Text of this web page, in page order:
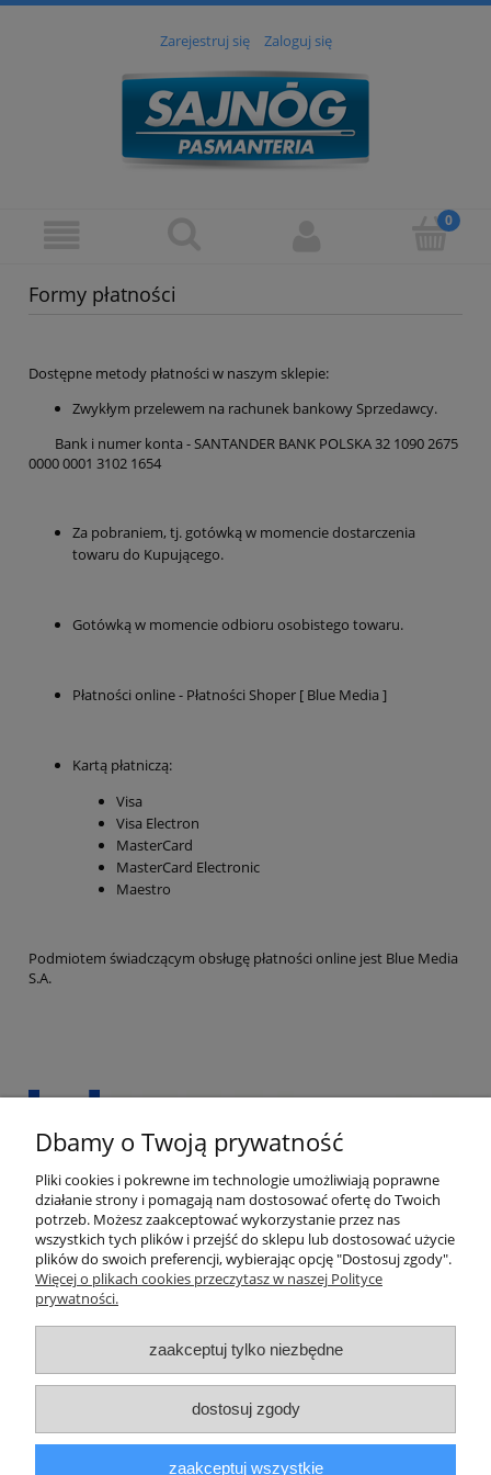
Zarejestruj się Zaloguj się
Formy płatności
Dostępne metody płatności w naszym sklepie:
Zwykłym przelewem na rachunek bankowy Sprzedawcy.
Bank i numer konta - SANTANDER BANK POLSKA 32 1090 2675
0000 0001 3102 1654
Za pobraniem, tj. gotówką w momencie dostarczenia
towaru do Kupującego.
Gotówką w momencie odbioru osobistego towaru.
Płatności online - Płatności Shoper [ Blue Media ]
Kartą płatniczą:
Visa
Visa Electron
MasterCard
MasterCard Electronic
Maestro
Podmiotem świadczącym obsługę płatności online jest Blue Media
S.A.
Informacje
Pomoc
Moje konto
Dbamy o Twoją prywatność
Pliki cookies i pokrewne im technologie umożliwiają poprawne
działanie strony i pomagają nam dostosować ofertę do Twoich
potrzeb. Możesz zaakceptować wykorzystanie przez nas
wszystkich tych plików i przejść do sklepu lub dostosować użycie
plików do swoich preferencji, wybierając opcję "Dostosuj zgody".
Więcej o plikach cookies przeczytasz w naszej Polityce
prywatności.
zaakceptuj tylko niezbędne
dostosuj zgody
zaakceptuj wszystkie